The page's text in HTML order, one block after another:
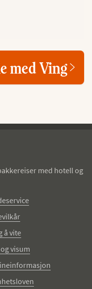
med Ving
med hotell og
å vite
og visum